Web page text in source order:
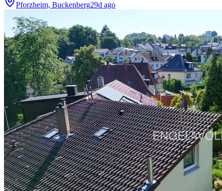
Pforzheim, Buckenberg29d ago